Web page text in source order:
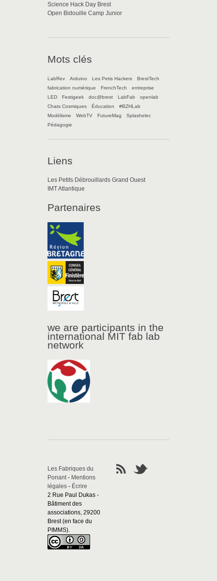
Science Hack Day Brest
Open Bidouille Camp Junior
Mots clés
LabRev Arduino Les Petis Hackers
BrestTech
fabrication numérique
FrenchTech
entreprise
LED
Festigeek doc@brest LabFab
openlab
Chats Cosmiques
Éducation
#BZHLab
Modélisme
WebTV FutureMag
Splashelec
Pédagogie
Liens
Les Petits Débrouillards Grand Ouest
IMT Atlantique
Partenaires
we are participants in the
international MIT fab lab
network
Les Fabriques du
Ponant- Mentions
légales - Écrire
2 Rue Paul Dukas -
Bâtiment des
associations, 29200
Brest (en face du
PIMMS).